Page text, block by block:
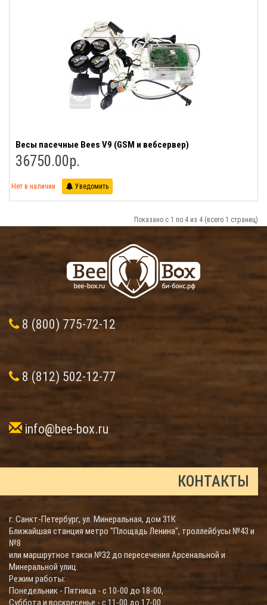
Весы пасечные Bees V9 (GSM и вебсервер)
36750.00р.
Нет в наличии Уведомить
Показано с 1 по 4 из 4 (всего 1 страниц)
8 (800) 775-72-12
8 (812) 502-12-77
info@bee-box.ru
КОНТАКТЫ
г. Санкт-Петербург, ул. Минеральная, дом 31К
Ближайшая станция метро "Площадь Ленина", троллейбусы №43 и
№8
или маршрутное такси №32 до пересечения Арсенальной и
Минеральной улиц.
Режим работы:
Понедельник - Пятница - с 10-00 до 18-00,
Суббота и воскресенье - с 11-00 до 17-00.